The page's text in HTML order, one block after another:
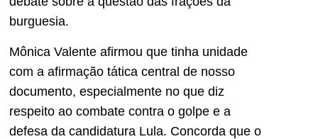
burguesia.
Mônica Valente afirmou que tinha unidade
com a afirmação tática central de nosso
documento, especialmente no que diz
respeito ao combate contra o golpe e a
defesa da candidatura Lula. Concorda que o